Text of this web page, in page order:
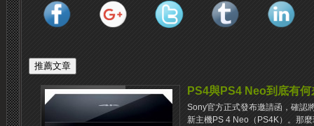
PS4與PS4 Neo到底有何
Sony官方正式發布邀請函，確認
新主機PS 4 Neo（PS4K）。那